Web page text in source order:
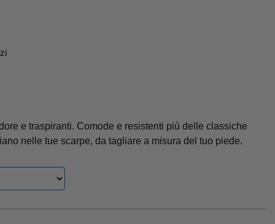
e traspiranti. Comode e resistenti più delle classiche
nelle tue scarpe, da tagliare a misura del tuo piede.